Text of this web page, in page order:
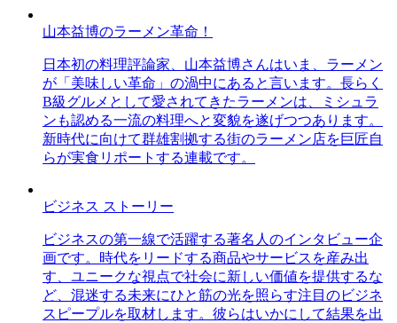
山本益博のラーメン革命！
日本初の料理評論家、山本益博さんはいま、ラーメン
が「美味しい革命」の渦中にあると言います。長らく
B級グルメとして愛されてきたラーメンは、ミシュラ
ンも認める一流の料理へと変貌を遂げつつあります。
新時代に向けて群雄割拠する街のラーメン店を巨匠自
らが実食リポートする連載です。
ビジネス ストーリー
ビジネスの第一線で活躍する著名人のインタビュー企
画です。時代をリードする商品やサービスを産み出
す、ユニークな視点で社会に新しい価値を提供するな
ど、混迷する未来にひと筋の光を照らす注目のビジネ
スピープルを取材します。彼らはいかにして結果を出